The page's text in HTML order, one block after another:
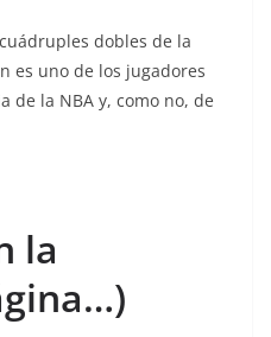
dobles de la
es uno de los jugadores
de la NBA y, como no, de
la